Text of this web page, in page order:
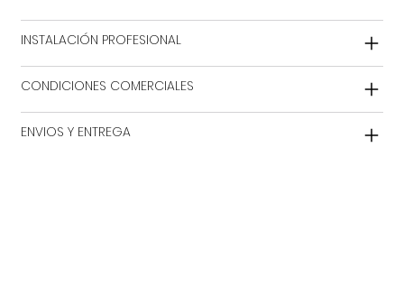
INSTALACIÓN PROFESIONAL
CONDICIONES COMERCIALES
ENVIOS Y ENTREGA